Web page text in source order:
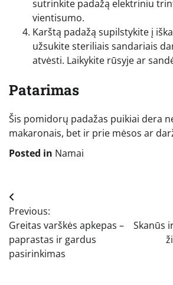
sutrinkite padažą elektriniu
vientisumo.
Karštą padažą supilstykite į
užsukite steriliais sandariais
atvėsti. Laikykite rūsyje ar
Patarimas
Šis pomidorų padažas puikiai dera
makaronais, bet ir prie mėsos ar
Posted in Namai
Navigacija
tarp
įrašų
Previous:
Greitas varškės apkepas –
paprastas ir gardus
pasirinkimas
Skanūs